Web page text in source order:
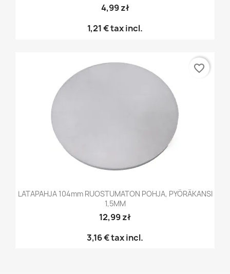
4,99 zł
1,21 €tax incl.
LATAPAHJA 104mm RUOSTUMATON POHJA, PYÖRÄKANSI
1,5MM
12,99 zł
3,16 €tax incl.
favorite_border